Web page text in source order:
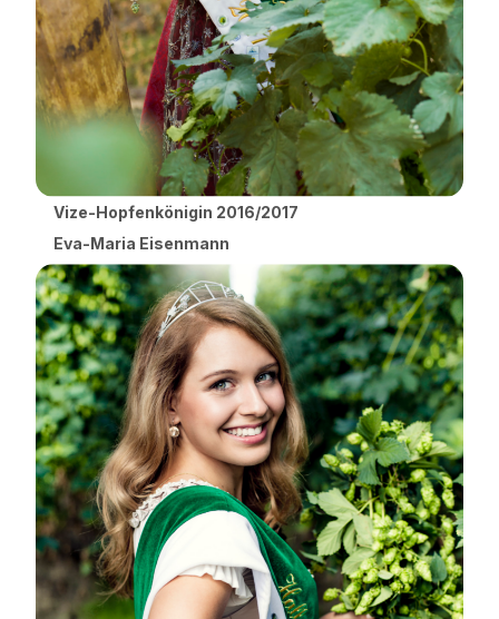
Vize-Hopfenkönigin 2016/2017
Eva-Maria Eisenmann